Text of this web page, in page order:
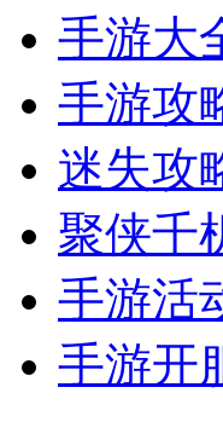
手游大
手游攻
迷失攻
聚侠千
手游活
手游开